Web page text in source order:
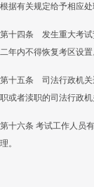
根据有关规定给予相应
第十四条 发生重大考试
二年内不得恢复考区设
第十五条 司法行政机关
职或者渎职的司法行政
第十六条 考试工作人员
理。